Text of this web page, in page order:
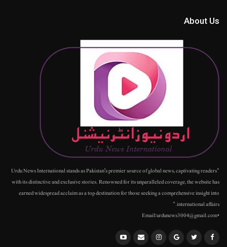
About Us
"Urdu News International stands as Pakistan's premier source of global news, captivating readers
with its distinctive and exclusive stories. Renowned for its unparalleled coverage, the website has
earned widespread acclaim as a top destination for those seeking a comprehensive insight into
international affairs."
•Email:urdunews3004@gmail.com